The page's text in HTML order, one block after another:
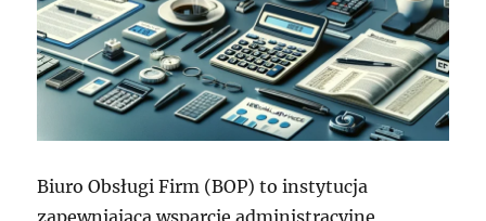
Biuro Obsługi Firm (BOP) to instytucja
zapewniająca wsparcie administracyjne,